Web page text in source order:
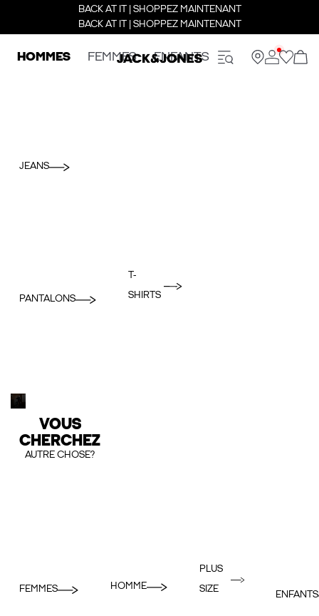
BACK AT IT | SHOPPEZ MAINTENANT
BACK AT IT | SHOPPEZ MAINTENANT
HOMMES FEMMES ENFANTS
JEANS
PANTALONS
T-
SHIRTS
VOUS
CHERCHEZ
AUTRE CHOSE?
FEMMES HOMME
PLUS
SIZE
ENFANTS